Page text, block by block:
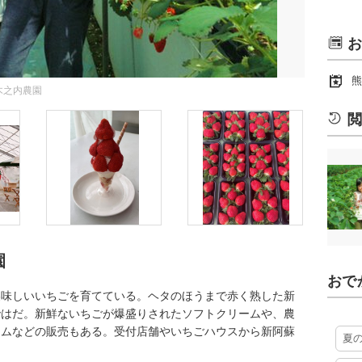
内農園
しいいちごを育てている。ヘタのほうまで赤く熟した新
だ。新鮮ないちごが爆盛りされたソフトクリームや、農
などの販売もある。受付店舗やいちごハウスから新阿蘇
おで
夏